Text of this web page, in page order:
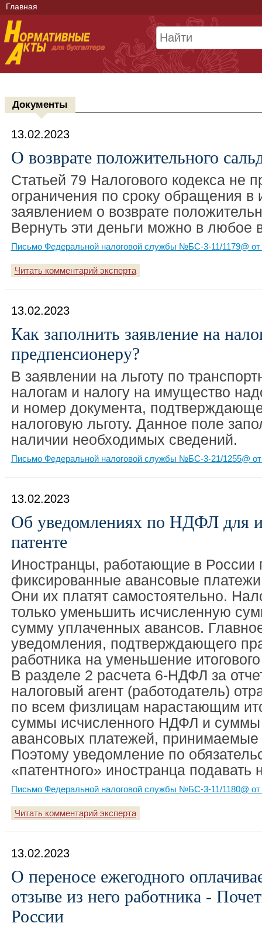
Главная
Документы
13.02.2023
О возврате положительного
Статьей 79 Налогового кодекса не
ограничения по сроку обращения в
заявлением о возврате
Вернуть эти деньги можно в любое
Письмо Федеральной налоговой службы №БС-3-11/1179@ от
Читать комментарий эксперта
13.02.2023
Как заполнить заявление на
предпенсионеру?
В заявлении на льготу по
налогам и налогу на имущество
и номер документа,
налоговую льготу. Данное поле
наличии необходимых сведений.
Письмо Федеральной налоговой службы №БС-3-21/1255@ от
13.02.2023
Об уведомлениях по НДФЛ для
патенте
Иностранцы, работающие в России
фиксированные авансовые
Они их платят самостоятельно.
только уменьшить исчисленную
сумму уплаченных авансов.
уведомления, подтверждающего
работника на уменьшение
В разделе 2 расчета 6-НДФЛ за
налоговый агент (работодатель)
по всем физлицам нарастающим
суммы исчисленного НДФЛ и
авансовых платежей,
Поэтому уведомление по
«патентного» иностранца подавать
Письмо Федеральной налоговой службы №БС-3-11/1180@ от
Читать комментарий эксперта
13.02.2023
О переносе ежегодного
отзыве из него работника -
России